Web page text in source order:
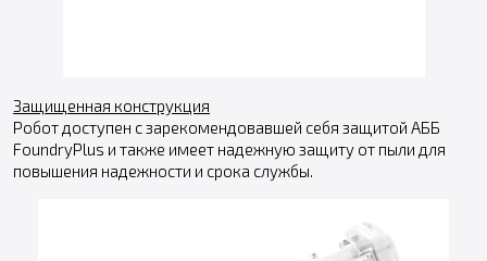
Защищенная конструкция
Робот доступен с зарекомендовавшей себя защитой АББ
FoundryPlus и также имеет надежную защиту от пыли для
повышения надежности и срока службы.